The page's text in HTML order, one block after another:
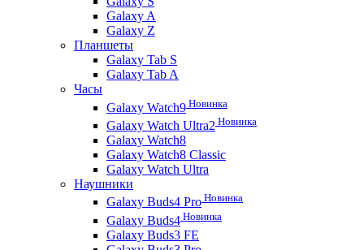
Galaxy A
Galaxy Z
Планшеты
Galaxy Tab S
Galaxy Tab A
Часы
Galaxy Watch9 Новинка
Galaxy Watch Ultra2 Новинка
Galaxy Watch8
Galaxy Watch8 Classic
Galaxy Watch Ultra
Наушники
Galaxy Buds4 Pro Новинка
Galaxy Buds4 Новинка
Galaxy Buds3 FE